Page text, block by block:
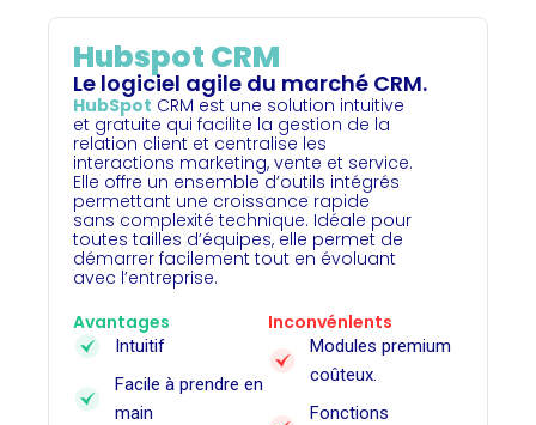
Hubspot CRM
Le logiciel agile du marché CRM.
HubSpot CRM est une solution intuitive
et gratuite qui facilite la gestion de la
relation client et centralise les
interactions marketing, vente et service.
Elle offre un ensemble d’outils intégrés
permettant une croissance rapide
sans complexité technique. Idéale pour
toutes tailles d’équipes, elle permet de
démarrer facilement tout en évoluant
avec l’entreprise.
Avantages
Intuitif
Facile à prendre en
main
Inconvénlents
Modules premium
coûteux.
Fonctions